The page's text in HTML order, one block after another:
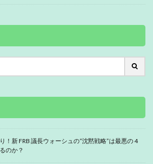
！新 FRB 議長ウォーシュの“沈黙戦略”は最悪の 4
のか？